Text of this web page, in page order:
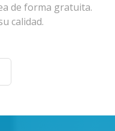
de forma gratuita.
calidad.